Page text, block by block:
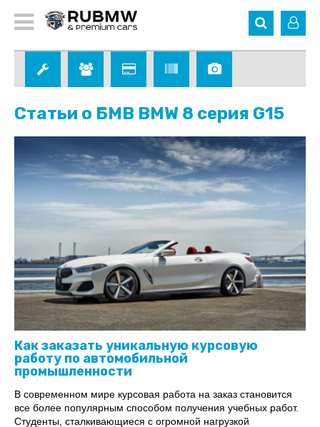
Статьи о БМВ BMW 8 серия G15
Как заказать уникальную курсовую
работу по автомобильной
промышленности
В современном мире курсовая работа на заказ становится
все более популярным способом получения учебных работ.
Студенты, сталкивающиеся с огромной нагрузкой